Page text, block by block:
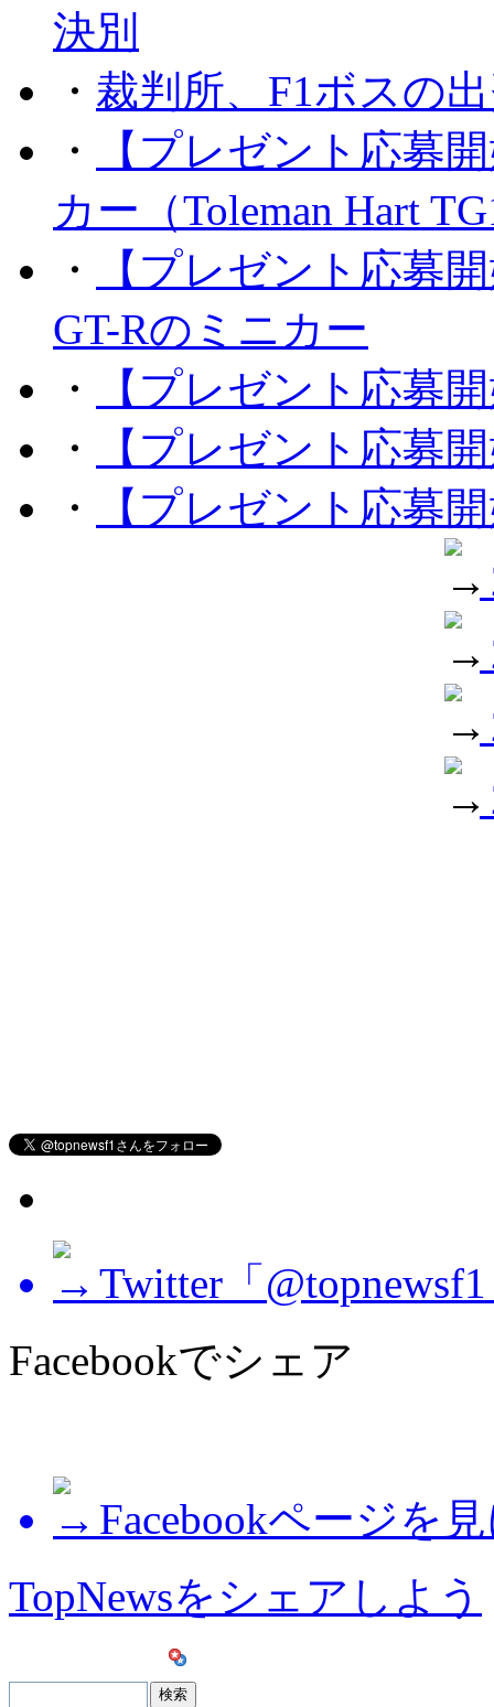
決別
・ 裁判所、F1ボスの
・
【プレゼント応募
カー（Toleman Hart
・
【プレゼント応募
GT-Rのミニカー
・
【プレゼント応募
・
【プレゼント応募
・
【プレゼント応募
Twitter「
Facebookでシェア
Facebookページを
TopNewsをシェアしよう